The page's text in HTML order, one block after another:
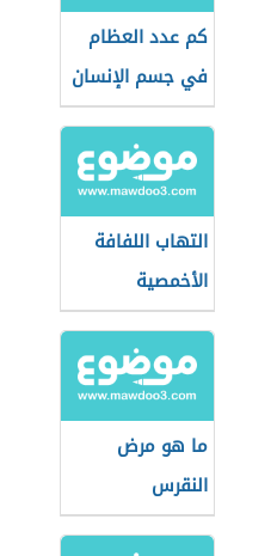
كم عدد العظام
في جسم الإنسان
التهاب اللفافة
الأخمصية
ما هو مرض
النقرس